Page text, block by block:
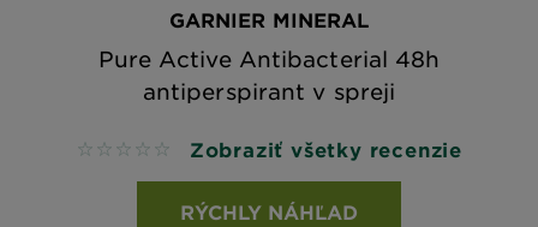
GARNIER MINERAL
Pure Active Antibacterial 48h
antiperspirant v spreji
No reviews Zobraziť všetky recenzie
RÝCHLY NÁHĽAD